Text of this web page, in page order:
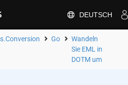
DEUTSCH
Go
Wandeln
Sie EML in
DOTM um